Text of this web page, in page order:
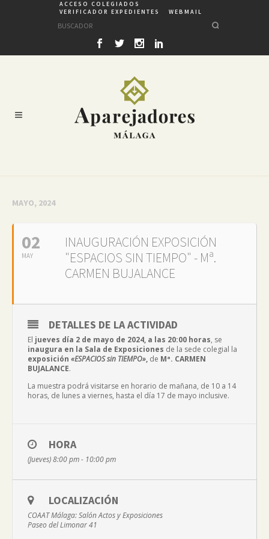
ACCESO COLEGIADOS
VERIFICADOR EXPEDIENTES
WEBMAIL
MAYO, 2024
02
MAY
INAUGURACIÓN EXPOSICIÓN
"ESPACIOS SIN TIEMPO" - Mª.
CARMEN BUJALANCE
DETALLES DE LA ACTIVIDAD
El jueves día 2 de mayo de 2024, a las 20:00 horas, se
inaugura en la Sala de Exposiciones de la sede colegial la
exposición «ESPACIOS sin TIEMPO», de Mª. CARMEN
BUJALANCE.
La muestra podrá visitarse en horario de mañana, de 10 a 14
horas, de lunes a viernes, hasta el día 17 de mayo inclusive.
HORA
(Jueves) 8:00 pm - 10:00 pm
LOCALIZACIÓN
COAAT Málaga: Salón Actos y Exposiciones
Paseo del Limonar 41